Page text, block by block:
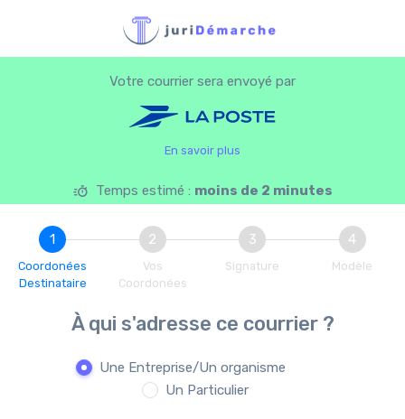
Votre courrier sera envoyé par
En savoir plus
Temps estimé : moins de 2 minutes
1
Coordonées
Destinataire
2
Vos
Coordonées
3
Signature
4
Modèle
À qui s'adresse ce courrier ?
Une Entreprise/Un organisme
Un Particulier